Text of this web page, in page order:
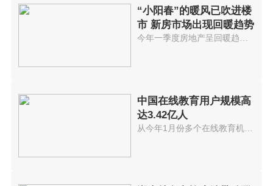
“小阳春”的暖风已吹进楼
市 新房市场出现回暖趋势
中国在线教育用户规模高
达3.42亿人
从今年1月份多个在线教育机构因...